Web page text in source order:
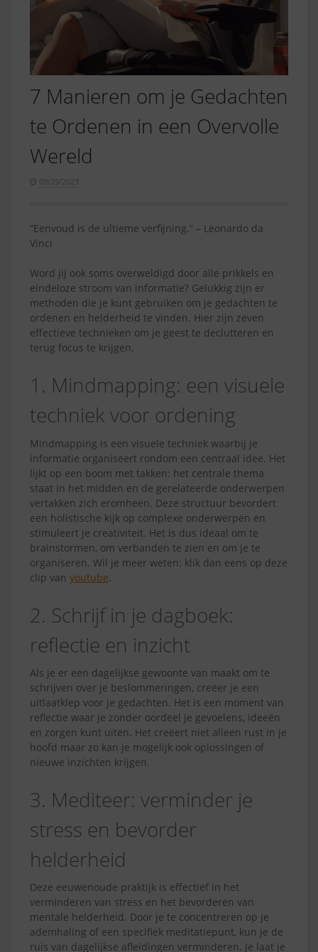
7 Manieren om je Gedachten
te Ordenen in een Overvolle
Wereld
09/29/2023
“Eenvoud is de ultieme verfijning.” – Leonardo da
Vinci
Word jij ook soms overweldigd door alle prikkels en
eindeloze stroom van informatie? Gelukkig zijn er
methoden die je kunt gebruiken om je gedachten te
ordenen en helderheid te vinden. Hier zijn zeven
effectieve technieken om je geest te declutteren en
terug focus te krijgen.
1. Mindmapping: een visuele
techniek voor ordening
Mindmapping is een visuele techniek waarbij je
informatie organiseert rondom een centraal idee. Het
lijkt op een boom met takken: het centrale thema
staat in het midden en de gerelateerde onderwerpen
vertakken zich eromheen. Deze structuur bevordert
een holistische kijk op complexe onderwerpen en
stimuleert je creativiteit. Het is dus ideaal om te
brainstormen, om verbanden te zien en om je te
organiseren. Wil je meer weten: klik dan eens op deze
clip van youtube.
2. Schrijf in je dagboek:
reflectie en inzicht
Als je er een dagelijkse gewoonte van maakt om te
schrijven over je beslommeringen, creëer je een
uitlaatklep voor je gedachten. Het is een moment van
reflectie waar je zonder oordeel je gevoelens, ideeën
en zorgen kunt uiten. Het creëert niet alleen rust in je
hoofd maar zo kan je mogelijk ook oplossingen of
nieuwe inzichten krijgen.
3. Mediteer: verminder je
stress en bevorder
helderheid
Deze eeuwenoude praktijk is effectief in het
verminderen van stress en het bevorderen van
mentale helderheid. Door je te concentreren op je
ademhaling of een specifiek meditatiepunt, kun je de
ruis van dagelijkse afleidingen verminderen. Je laat je